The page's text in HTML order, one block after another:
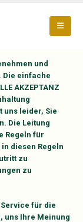
und
Die einfache
AKZEPTANZ
uns leider, Sie
Die Leitung
Regeln für
diesen Regeln
zu
zu
für die
uns Ihre Meinung